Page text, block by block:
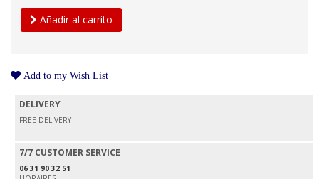
Añadir al carrito
Add to my Wish List
DELIVERY
FREE DELIVERY
7/7 CUSTOMER SERVICE
06 31 90 32 51